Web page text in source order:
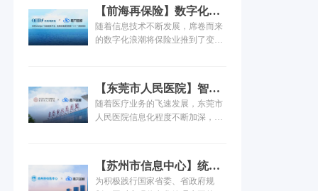
设，强化系统风险和故障的早发
现、早定位、早处置，保障业务稳
定运行，并建设完善的运维开发能
力，实现从传统运维向运维开发的
【前海再保险】数字化运
维管理的实践之路！
随着信息技术不断发展，席卷而来
的数字化浪潮将保险业推到了变革
在发挥“减震器”功效、推动巨灾保
险体系建设的同时，全面推进 “战
略规划与组织流程建设”、“业务经
营管理数字化”、“数据能力建
字化系统的建设和运维服务的重任
落到了IT部门肩上，这无疑给运维
团队带来巨大的挑战...
【东莞市人民医院】智慧
为引，三甲医院落地一体
化运维实践
随着医疗业务的飞速发展，东莞市
人民医院信息化程度不断加深，医
求量与复杂度逐级递增，东莞市人
民医院对信息系统的连续性、稳定
性要求也进一步提高。运维安全和
【苏州市信息中心】统一
运维平台落地，嘉为助力
为积极践行国家省委、省政府规